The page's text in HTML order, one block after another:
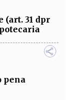
(art. 31 dpr
pena